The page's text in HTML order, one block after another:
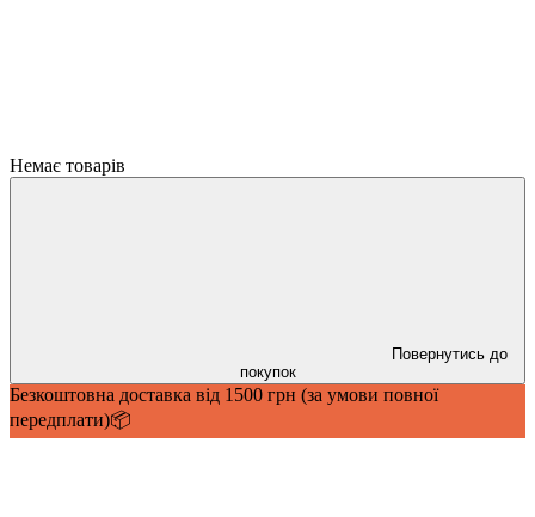
Немає товарів
Повернутись до
покупок
Безкоштовна доставка від 1500 грн (за умови повної
передплати)📦